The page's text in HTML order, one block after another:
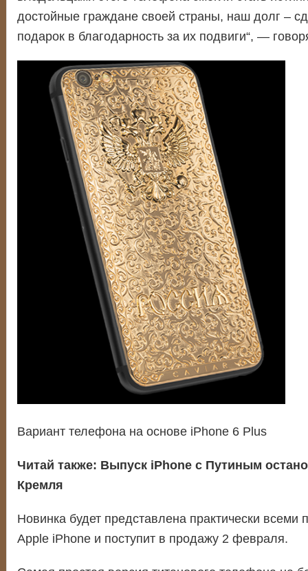
достойные граждане своей страны, наш долг –
подарок в благодарность за их подвиги“, —
Вариант телефона на основе iPhone 6 Plus
Читай также: Выпуск iPhone c Путиным
Кремля
Новинка будет представлена практически всеми
Apple iPhone и поступит в продажу 2 февраля.